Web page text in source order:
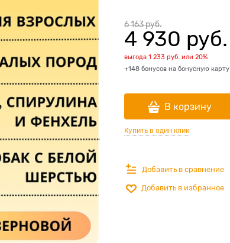
6 163 руб.
4 930 руб.
выгода 1 233 руб. или 20%
+148 бонусов на бонусную карту
В корзину
Купить в один клик
Добавить в сравнение
Добавить в избранное